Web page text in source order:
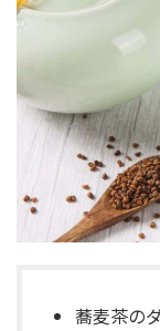
蕎麦茶の